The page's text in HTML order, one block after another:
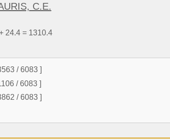
C.E.
24.4 = 1310.4
/ 6083 ]
/ 6083 ]
/ 6083 ]